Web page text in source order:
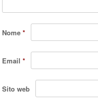
Nome*
Email*
Sito web